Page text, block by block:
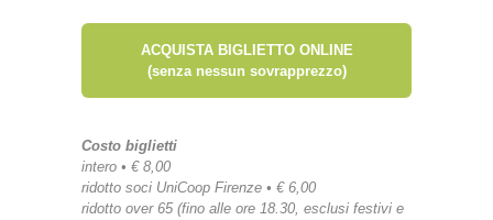
ACQUISTA BIGLIETTO ONLINE
(senza nessun sovrapprezzo)
Costo biglietti
intero • € 8,00
ridotto soci UniCoop Firenze • € 6,00
ridotto over 65 (fino alle ore 18.30, esclusi festivi e